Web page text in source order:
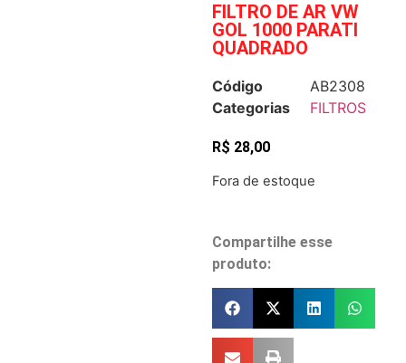
FILTRO DE AR VW
GOL 1000 PARATI
QUADRADO
Código
AB2308
Categorias
FILTROS
R$ 28,00
Fora de estoque
Compartilhe esse
produto: